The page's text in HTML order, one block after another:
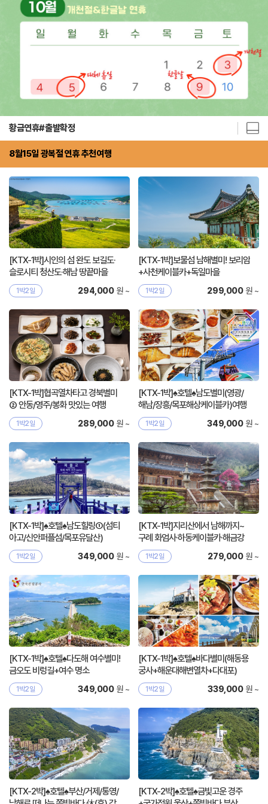
황금연휴#출발확정
8월15일 광복절 연휴 추천여행
[KTX-1박]시인의 섬 완도 보길도·
슬로시티 청산도·해남 땅끝마을
1박2일 294,000원 ~
[KTX-1박]보물섬 남해별미! 보리암
+사천케이블카+독일마을
1박2일 299,000원 ~
[KTX-1박]협곡열차타고 경북별미
② 안동/영주/봉화 맛있는 여행
1박2일 289,000원 ~
[KTX-1박]♠호텔♠남도별미(영광/
해남/장흥/목포해상케이블카)여행
1박2일 349,000원 ~
[KTX-1박]♠호텔♠남도힐링①(섬티
아고/신안퍼플섬/목포유달산)
1박2일 349,000원 ~
[KTX-1박]지리산에서 남해까지~
구례 화엄사·하동케이블카·해금강
1박2일 279,000원 ~
[KTX-1박]♠호텔♠다도해 여수별미!
금오도 비렁길+여수 명소
1박2일 349,000원 ~
[KTX-1박]♠호텔♠바다별미(해동용
궁사+해운대해변열차+다대포)
1박2일 339,000원 ~
[KTX-2박]♠호텔♠부산/거제/통영/
[KTX-2박]♠호텔♠금빛고운 경주